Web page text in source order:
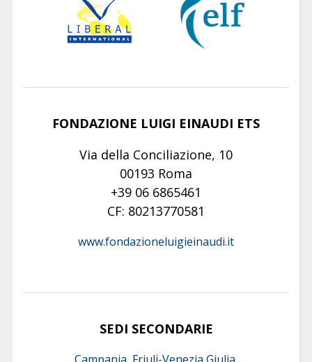
FONDAZIONE LUIGI EINAUDI ETS
Via della Conciliazione, 10
00193 Roma
+39 06 6865461
CF: 80213770581
www.fondazioneluigieinaudi.it
SEDI SECONDARIE